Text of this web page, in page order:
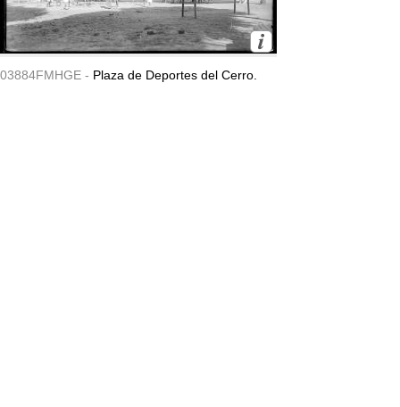
03884FMHGE - Plaza de Deportes del Cerro.